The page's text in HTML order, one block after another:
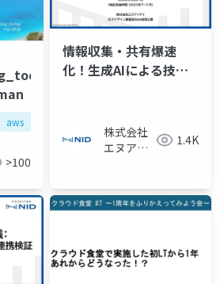
aws
>100
情報収集・共有爆速
化！生成AIによる技術
株式会社
エヌアイ
1.4K